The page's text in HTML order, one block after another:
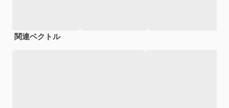
関連ベクトル